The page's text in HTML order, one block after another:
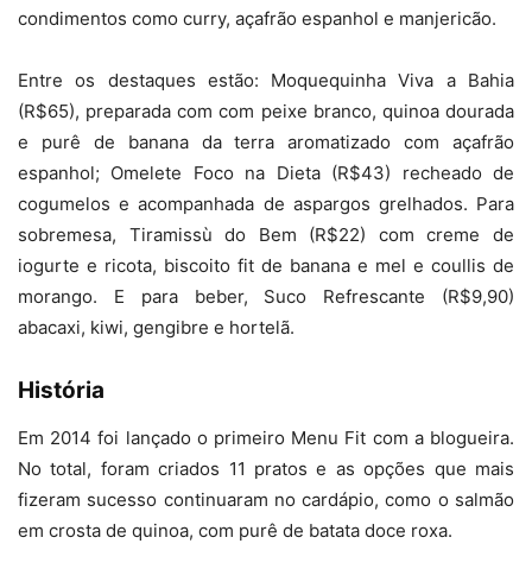
condimentos como curry, açafrão espanhol e manjericão.
Entre os destaques estão: Moquequinha Viva a Bahia
(R$65), preparada com com peixe branco, quinoa dourada
e purê de banana da terra aromatizado com açafrão
espanhol; Omelete Foco na Dieta (R$43) recheado de
cogumelos e acompanhada de aspargos grelhados. Para
sobremesa, Tiramissù do Bem (R$22) com creme de
iogurte e ricota, biscoito fit de banana e mel e coullis de
morango. E para beber, Suco Refrescante (R$9,90)
abacaxi, kiwi, gengibre e hortelã.
História
Em 2014 foi lançado o primeiro Menu Fit com a blogueira.
No total, foram criados 11 pratos e as opções que mais
fizeram sucesso continuaram no cardápio, como o salmão
em crosta de quinoa, com purê de batata doce roxa.